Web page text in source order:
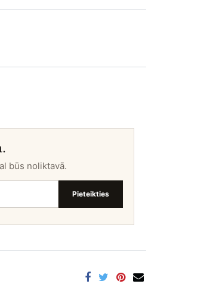
būs noliktavā.
Pieteikties